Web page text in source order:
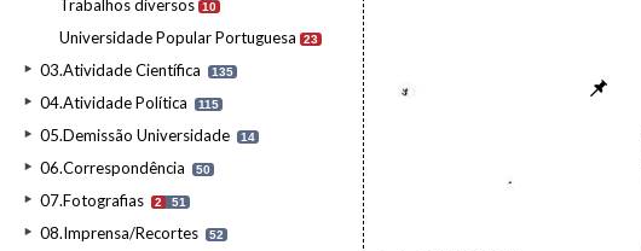
Trabalhos diversos 10
Universidade Popular Portuguesa 23
03.Atividade Científica 135
04.Atividade Política 115
05.Demissão Universidade 14
06.Correspondência 50
07.Fotografias 2 51
08.Imprensa/Recortes 52